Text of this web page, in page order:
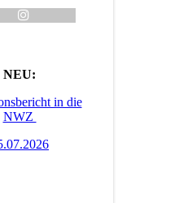
NEU:
in die
NWZ